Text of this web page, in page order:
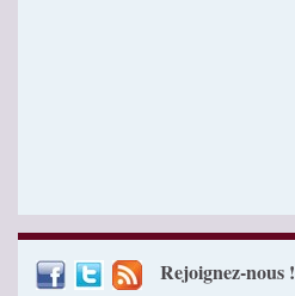
Rejoignez-nous !